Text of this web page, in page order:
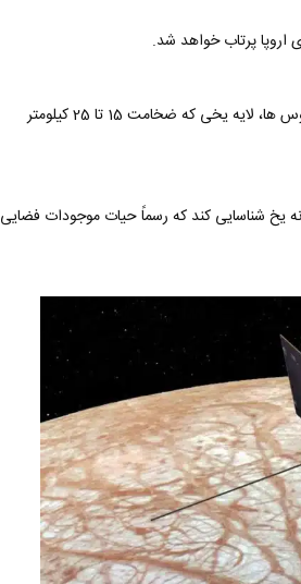
اروپا پرتاب خواهد شد.
این فضاپیما که انتظار می رود در سال 2030 به هدف برسد، هسته، ساختار سنگی، اقیانوس ها، لایه یخی که ضخامت 15 تا 25 کیلومتر
یخ شناسایی کند که رسماً حیات موجودات فضایی